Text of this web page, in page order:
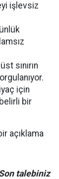
işlevsiz
sınırın
için
bir
açıklama
talebiniz